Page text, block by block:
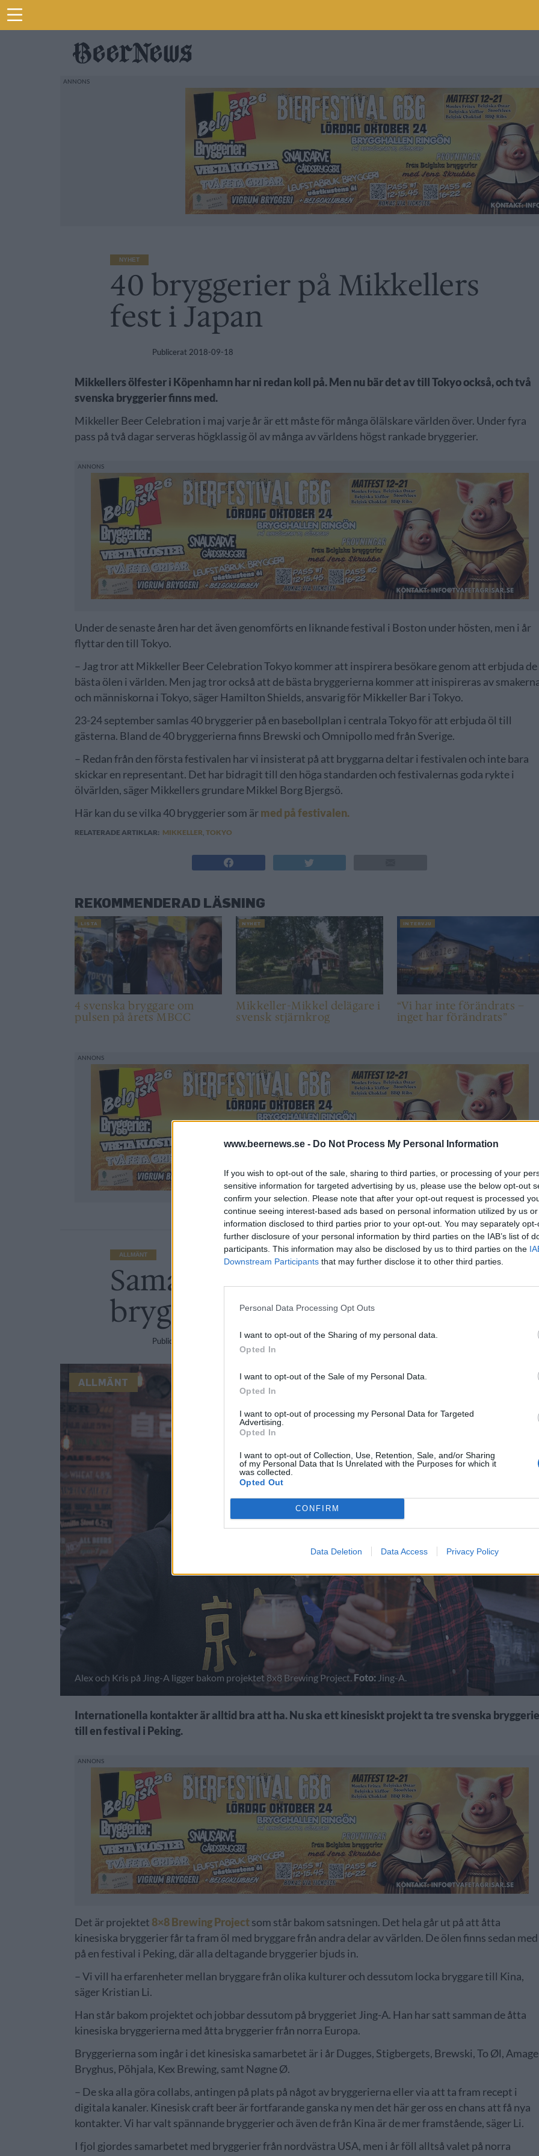
www.beernews.se - Do Not Process My Personal Information
If you wish to opt-out of the sale, sharing to third parties, or processing of your
sensitive information for targeted advertising by us, please use the below opt-out
confirm your selection. Please note that after your opt-out request is processed
continue seeing interest-based ads based on personal information utilized by us
information disclosed to third parties prior to your opt-out. You may separately
further disclosure of your personal information by third parties on the IAB’s list of
participants. This information may also be disclosed by us to third parties on the
Downstream Participants that may further disclose it to other third parties.
Personal Data Processing Opt Outs
I want to opt-out of the Sharing of my personal data.
Opted In
I want to opt-out of the Sale of my Personal Data.
Opted In
I want to opt-out of processing my Personal Data for Targeted
Advertising.
Opted In
I want to opt-out of Collection, Use, Retention, Sale, and/or Sharing
of my Personal Data that Is Unrelated with the Purposes for which it
was collected.
Opted Out
CONFIRM
Data Deletion Data Access Privacy Policy
NYHET
40 bryggerier på Mikkellers
fest i Japan
Publicerat 2018-09-18
Mikkellers ölfester i Köpenhamn har ni redan koll på. Men nu bär det av till Tokyo också, och två
svenska bryggerier finns med.
Mikkeller Beer Celebration i maj varje år är ett måste för många ölälskare världen över. Under fyra
pass på två dagar serveras högklassig öl av många av världens högst rankade bryggerier.
Under de senaste åren har det även genomförts en liknande festival i Boston under hösten, men i år
flyttar den till Tokyo.
– Jag tror att Mikkeller Beer Celebration Tokyo kommer att inspirera besökare genom att erbjuda de
bästa ölen i världen. Men jag tror också att de bästa bryggerierna kommer att inispireras av
och människorna i Tokyo, säger Hamilton Shields, ansvarig för Mikkeller Bar i Tokyo.
23-24 september samlas 40 bryggerier på en basebollplan i centrala Tokyo för att erbjuda öl till
gästerna. Bland de 40 bryggerierna finns Brewski och Omnipollo med från Sverige.
– Redan från den första festivalen har vi insisterat på att bryggarna deltar i festivalen och inte bara
skickar en representant. Det har bidragit till den höga standarden och festivalernas goda rykte i
ölvärlden, säger Mikkellers grundare Mikkel Borg Bjergsö.
Här kan du se vilka 40 bryggerier som ärmed på festivalen.
RELATERADE ARTIKLAR: MIKKELLER,TOKYO
REKOMMENDERAD LÄSNING
LISTA
4 svenska bryggare om
pulsen på årets MBCC
NYHET
Mikkeller-Mikkel delägare i
svensk stjärnkrog
INTERVJU
“Vi har inte förändrats –
inget har förändrats”
ALLMÄNT
Samarbete tar svenska
bryggerier till Kina
Publicerat
ALLMÄNT
Alex och Kris på Jing-A ligger bakom projektet 8x8 Brewing Project. Foto: Jing-A.
Internationella kontakter är alltid bra att ha. Nu ska ett kinesiskt projekt ta tre svenska
till en festival i Peking.
Det är projektet 8×8 Brewing Projectsom står bakom satsningen. Det hela går ut på att åtta
kinesiska bryggerier får ta fram öl med bryggare från andra delar av världen. De ölen finns sedan med
på en festival i Peking, där alla deltagande bryggerier bjuds in.
– Vi vill ha erfarenheter mellan bryggare från olika kulturer och dessutom locka bryggare till Kina,
säger Kristian Li.
Han står bakom projektet och jobbar dessutom på bryggeriet Jing-A. Han har satt samman de åtta
kinesiska bryggerierna med åtta bryggerier från norra Europa.
Bryggerierna som ingår i det kinesiska samarbetet är i år Dugges, Stigbergets, Brewski, To Øl,
Bryghus, Põhjala, Kex Brewing, samt Nøgne Ø.
– De ska alla göra collabs, antingen på plats på något av bryggerierna eller via att ta fram recept i
digitala kanaler. Kinesisk craft beer är fortfarande ganska ny men det här ger oss en chans att få nya
kontakter. Vi har valt spännande bryggerier och även de från Kina är de mer framstående, säger Li.
I fjol gjordes samarbetet med bryggerier från nordvästra USA, men i år föll alltså valet på norra